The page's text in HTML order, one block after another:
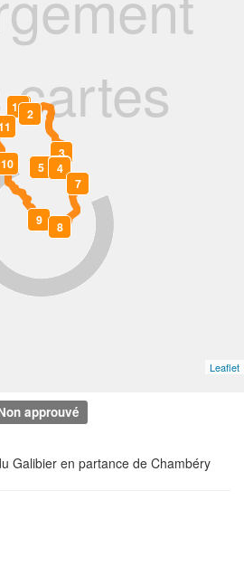
cartes
01 2
3
4
5
6
7
8
9
10
12
Leaflet
approuvé
Galibier en partance de Chambéry